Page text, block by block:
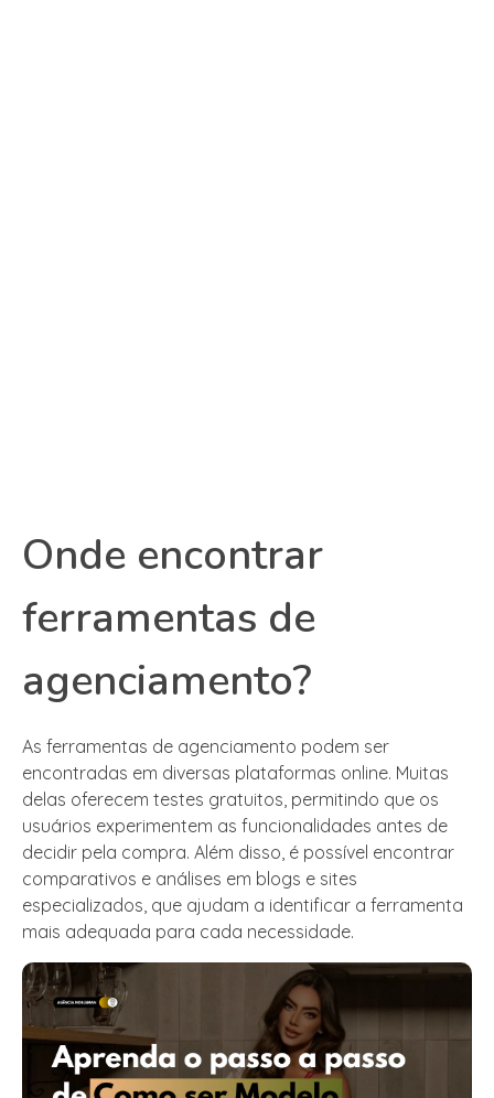
Onde encontrar
ferramentas de
agenciamento?
As ferramentas de agenciamento podem ser
encontradas em diversas plataformas online. Muitas
delas oferecem testes gratuitos, permitindo que os
usuários experimentem as funcionalidades antes de
decidir pela compra. Além disso, é possível encontrar
comparativos e análises em blogs e sites
especializados, que ajudam a identificar a ferramenta
mais adequada para cada necessidade.